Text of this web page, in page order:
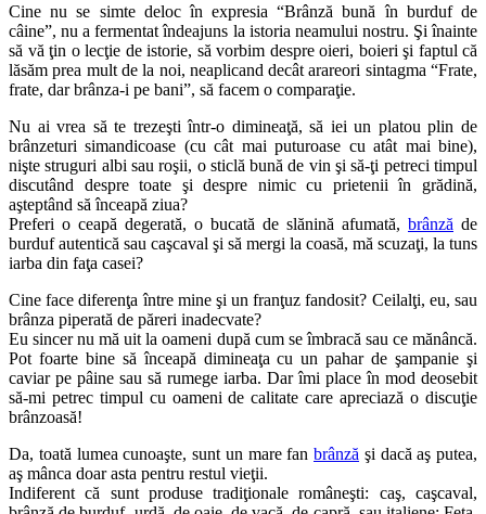
Cine nu se simte deloc în expresia “Brânză bună în burduf de
câine”, nu a fermentat îndeajuns la istoria neamului nostru. Şi înainte
să vă ţin o lecţie de istorie, să vorbim despre oieri, boieri şi faptul că
lăsăm prea mult de la noi, neaplicand decât arareori sintagma “Frate,
frate, dar brânza-i pe bani”, să facem o comparaţie.
Nu ai vrea să te trezeşti într-o dimineaţă, să iei un platou plin de
brânzeturi simandicoase (cu cât mai puturoase cu atât mai bine),
nişte struguri albi sau roşii, o sticlă bună de vin şi să-ţi petreci timpul
discutând despre toate şi despre nimic cu prietenii în grădină,
aşteptând să înceapă ziua?
Preferi o ceapă degerată, o bucată de slănină afumată, brânză de
burduf autentică sau caşcaval şi să mergi la coasă, mă scuzaţi, la tuns
iarba din faţa casei?
Cine face diferenţa între mine şi un franţuz fandosit? Ceilalţi, eu, sau
brânza piperată de păreri inadecvate?
Eu sincer nu mă uit la oameni după cum se îmbracă sau ce mănâncă.
Pot foarte bine să înceapă dimineaţa cu un pahar de şampanie şi
caviar pe pâine sau să rumege iarba. Dar îmi place în mod deosebit
să-mi petrec timpul cu oameni de calitate care apreciază o discuţie
brânzoasă!
Da, toată lumea cunoaşte, sunt un mare fan brânză şi dacă aş putea,
aş mânca doar asta pentru restul vieţii.
Indiferent că sunt produse tradiţionale româneşti: caş, caşcaval,